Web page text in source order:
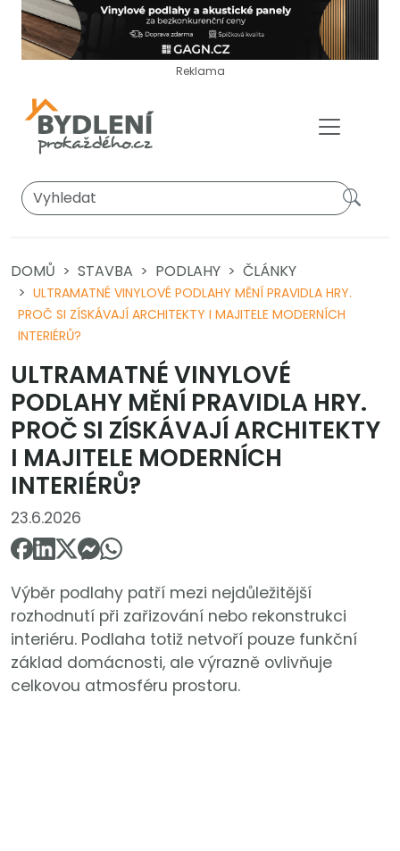
Reklama
DOMŮ STAVBA PODLAHY ČLÁNKY
ULTRAMATNÉ VINYLOVÉ PODLAHY MĚNÍ PRAVIDLA HRY.
PROČ SI ZÍSKÁVAJÍ ARCHITEKTY I MAJITELE MODERNÍCH
INTERIÉRŮ?
ULTRAMATNÉ VINYLOVÉ
PODLAHY MĚNÍ PRAVIDLA HRY.
PROČ SI ZÍSKÁVAJÍ ARCHITEKTY
I MAJITELE MODERNÍCH
INTERIÉRŮ?
23.6.2026
Výběr podlahy patří mezi nejdůležitější
rozhodnutí při zařizování nebo rekonstrukci
interiéru. Podlaha totiž netvoří pouze funkční
základ domácnosti, ale výrazně ovlivňuje
celkovou atmosféru prostoru.